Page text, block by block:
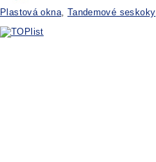
Plastová okna, Tandemové seskoky